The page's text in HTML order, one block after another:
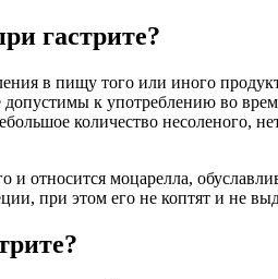
гастрите?
в пищу того или иного
допустимы к употреблению во
количество несоленого,
и относится моцарелла,
при этом его не коптят и не